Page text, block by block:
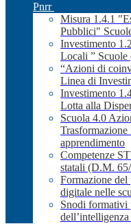
Pnrr
Misura 1.4.1
Pubblici"
Investimento
Locali ” Scuole
“Azioni di
Linea di
Investimento
Lotta alla
Scuola 4.0
apprendimento
Competenze
statali (D.M.
Formazione del
digitale nelle
Snodi formativi